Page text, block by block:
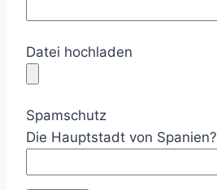
Datei hochladen
Spamschutz
Die Hauptstadt von Spanien?